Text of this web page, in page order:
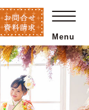
Menu